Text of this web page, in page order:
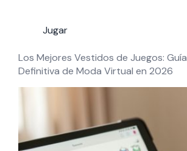
Jugar
Los Mejores Vestidos de Juegos: Guía
Definitiva de Moda Virtual en 2026